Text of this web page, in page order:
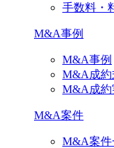
手数料・
M&A事例
M&A事例
M&A成約
M&A成約
M&A案件
M&A案件